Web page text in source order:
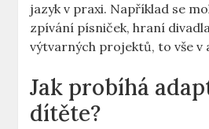
jazyk v praxi. Například se
zpívání písniček, hraní
výtvarných projektů, to vše v
Jak probíhá
dítěte?